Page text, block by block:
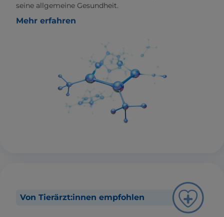
seine allgemeine Gesundheit.
Mehr erfahren
Von Tierärzt:innen empfohlen